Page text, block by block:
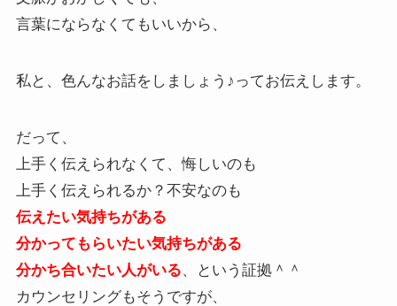
言葉にならなくてもいいから、
私と、色んなお話をしましょう♪ってお伝えします。
だって、
上手く伝えられなくて、悔しいのも
上手く伝えられるか？不安なのも
伝えたい気持ちがある
分かってもらいたい気持ちがある
分かち合いたい人がいる、という証拠＾＾
カウンセリングもそうですが、